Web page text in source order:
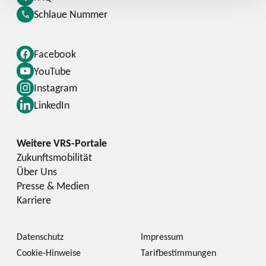
Facebook
YouTube
Instagram
LinkedIn
Schlaue Nummer
Zukunftsmobilität
Über Uns
Presse & Medien
Karriere
Datenschutz
Impressum
Cookie-Hinweise
Tarifbestimmungen